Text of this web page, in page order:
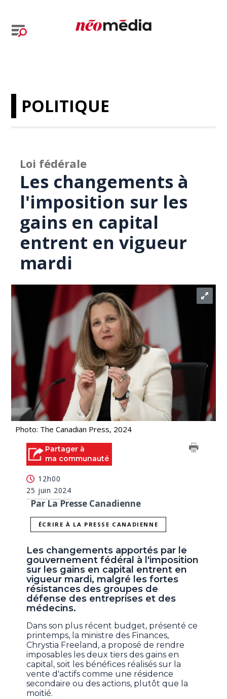
POLITIQUE
Loi fédérale
Les changements à
l'imposition sur les
gains en capital
entrent en vigueur
mardi
Photo: The Canadian Press, 2024
Partager à
ma communauté
12h00
25 juin 2024
Par La Presse Canadienne
ÉCRIRE À LA PRESSE CANADIENNE
Les changements apportés par le
gouvernement fédéral à l'imposition
sur les gains en capital entrent en
vigueur mardi, malgré les fortes
résistances des groupes de
défense des entreprises et des
médecins.
Dans son plus récent budget, présenté ce
printemps, la ministre des Finances,
Chrystia Freeland, a proposé de rendre
imposables les deux tiers des gains en
capital, soit les bénéfices réalisés sur la
vente d'actifs comme une résidence
secondaire ou des actions, plutôt que la
moitié.